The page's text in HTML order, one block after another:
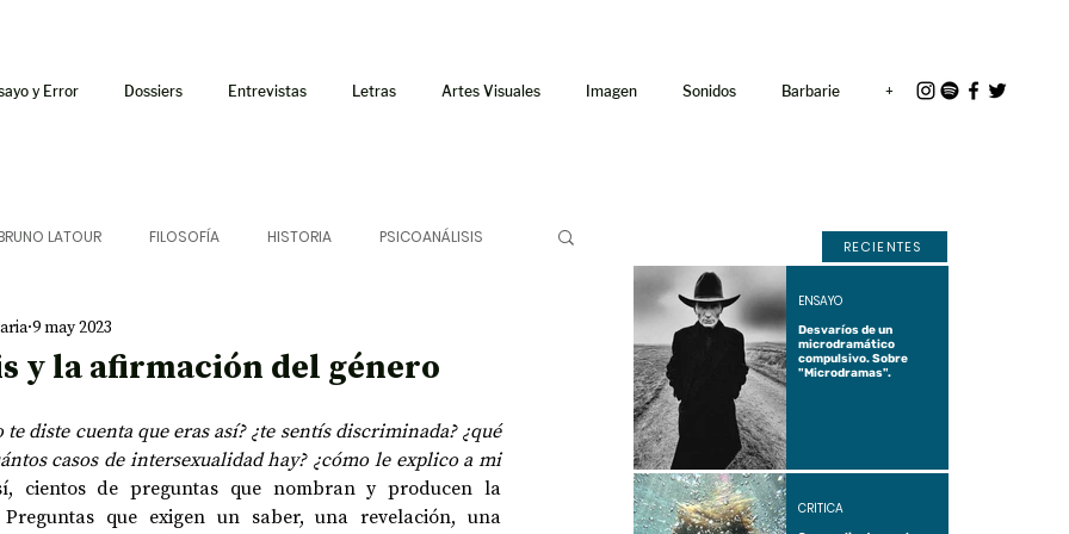
y Error Dossiers Entrevistas Letras Artes Visuales Imagen Sonidos Barbarie +
LATOUR FILOSOFÍA HISTORIA PSICOANÁLISIS
LETRAS
AUDIOTEXTO HÍBRIDOS CINE FICCIONES
AFUERISMOS POESÍA ENSAYO
y la afirmación del género
9 may 2023
te diste cuenta que eras así? ¿te sentís discriminada? ¿qué
casos de intersexualidad hay? ¿cómo le explico a mi
cientos de preguntas que nombran y producen la
que exigen un saber, una revelación, una
RECIENTES
Desvaríos de un
microdramático
compulsivo. Sobre
"Microdramas".
ENSAYO
CRÍTICA